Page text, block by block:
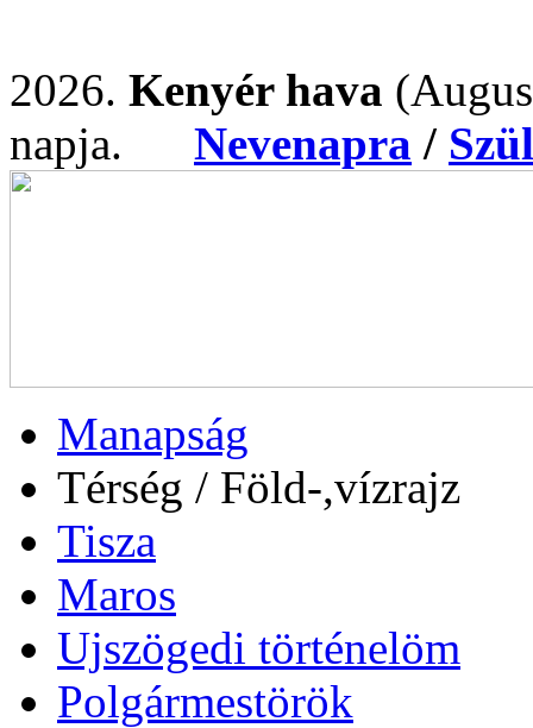
2026. Kenyér hava
napja. Nevenapra /
Manapság
Térség / Föld-,vízrajz
Tisza
Maros
Ujszögedi történelöm
Polgármestörök